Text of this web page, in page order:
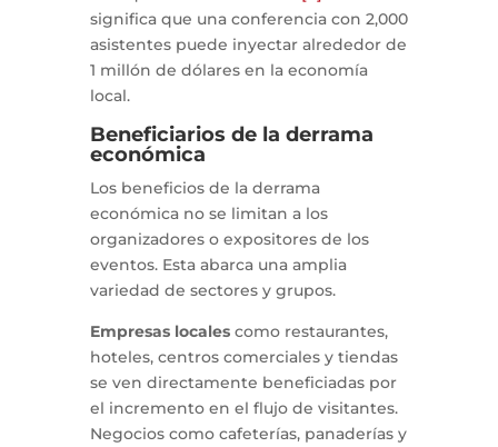
significa que una conferencia con 2,000
asistentes puede inyectar alrededor de
1 millón de dólares en la economía
local.
Beneficiarios de la derrama
económica
Los beneficios de la derrama
económica no se limitan a los
organizadores o expositores de los
eventos. Esta abarca una amplia
variedad de sectores y grupos.
Empresas localescomo restaurantes,
hoteles, centros comerciales y tiendas
se ven directamente beneficiadas por
el incremento en el flujo de visitantes.
Negocios como cafeterías, panaderías y